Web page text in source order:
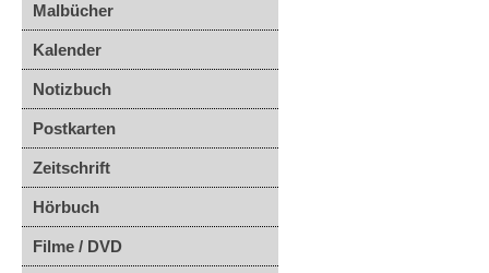
Malbücher
Kalender
Notizbuch
Postkarten
Zeitschrift
Hörbuch
Filme / DVD